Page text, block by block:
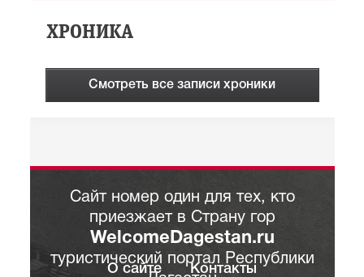
ХРОНИКА
Смотреть все записи хроники
Сайт номер один для тех, кто
приезжает в Страну гор
WelcomeDagestan.ru
туристический портал Республики
О сайте Контакты